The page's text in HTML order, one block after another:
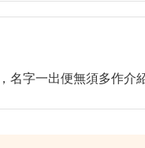
字一出便無須多作介